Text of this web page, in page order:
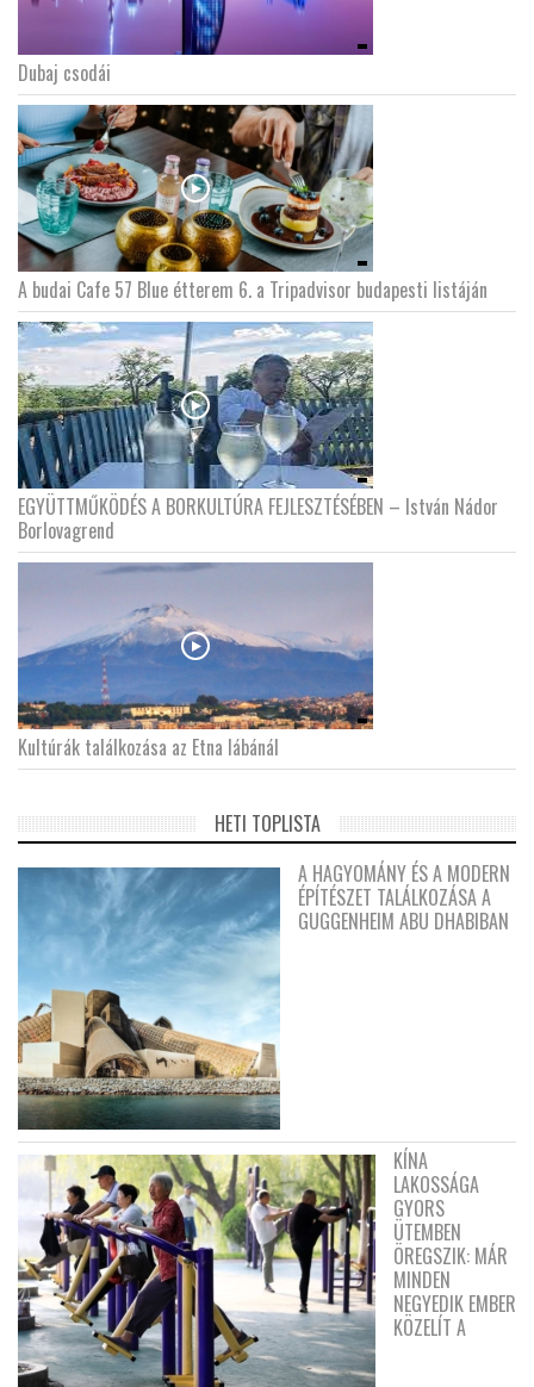
Dubaj csodái
A budai Cafe 57 Blue étterem 6. a Tripadvisor budapesti listáján
EGYÜTTMŰKÖDÉS A BORKULTÚRA FEJLESZTÉSÉBEN – István Nádor
Borlovagrend
Kultúrák találkozása az Etna lábánál
HETI TOPLISTA
A HAGYOMÁNY ÉS A MODERN
ÉPÍTÉSZET TALÁLKOZÁSA A
GUGGENHEIM ABU DHABIBAN
KÍNA
LAKOSSÁGA
GYORS
ÜTEMBEN
ÖREGSZIK: MÁR
MINDEN
NEGYEDIK EMBER
KÖZELÍT A